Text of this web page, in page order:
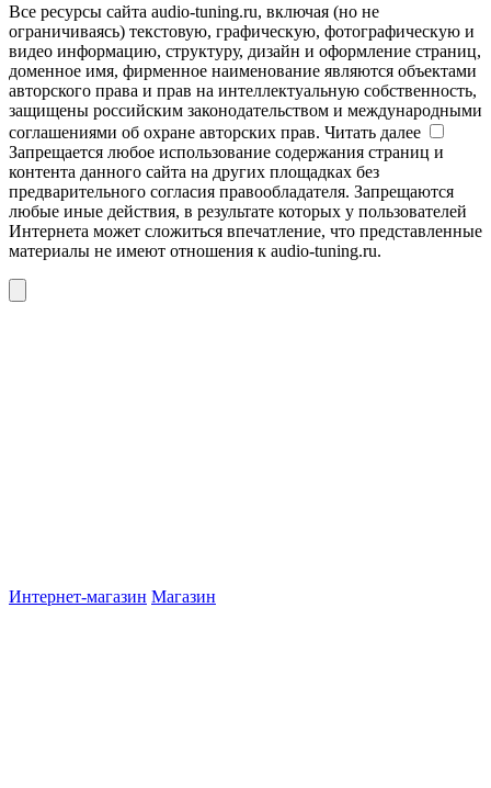
Все ресурсы сайта audio-tuning.ru, включая (но не
ограничиваясь) текстовую, графическую, фотографическую и
видео информацию, структуру, дизайн и оформление страниц,
доменное имя, фирменное наименование являются объектами
авторского права и прав на интеллектуальную собственность,
защищены российским законодательством и международными
соглашениями об охране авторских прав. Читать далее
Запрещается любое использование содержания страниц и
контента данного сайта на других площадках без
предварительного согласия правообладателя. Запрещаются
любые иные действия, в результате которых у пользователей
Интернета может сложиться впечатление, что представленные
материалы не имеют отношения к audio-tuning.ru.
Интернет-магазин Магазин